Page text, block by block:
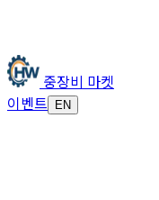
중장비 마켓
이벤트
EN